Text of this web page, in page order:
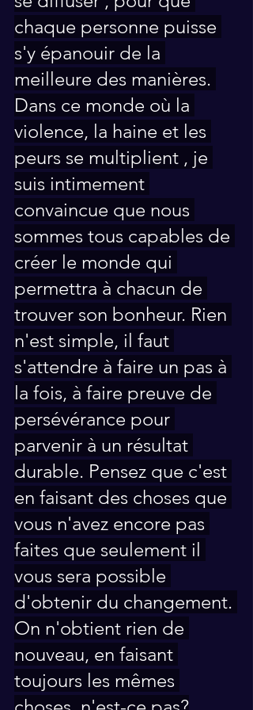
chaque personne puisse
s'y épanouir de la
meilleure des manières.
Dans ce monde où la
violence, la haine et les
peurs se multiplient , je
suis intimement
convaincue que nous
sommes tous capables de
créer le monde qui
permettra à chacun de
trouver son bonheur. Rien
n'est simple, il faut
s'attendre à faire un pas à
la fois, à faire preuve de
persévérance pour
parvenir à un résultat
durable. Pensez que c'est
en faisant des choses que
vous n'avez encore pas
faites que seulement il
vous sera possible
d'obtenir du changement.
On n'obtient rien de
nouveau, en faisant
toujours les mêmes